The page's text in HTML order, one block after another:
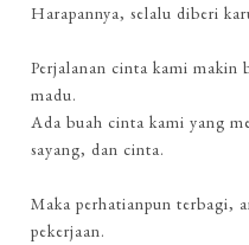
Harapannya, selalu diberi
Perjalanan cinta kami makin
madu.
Ada buah cinta kami yang
sayang, dan cinta.
Maka perhatianpun terbagi,
pekerjaan.